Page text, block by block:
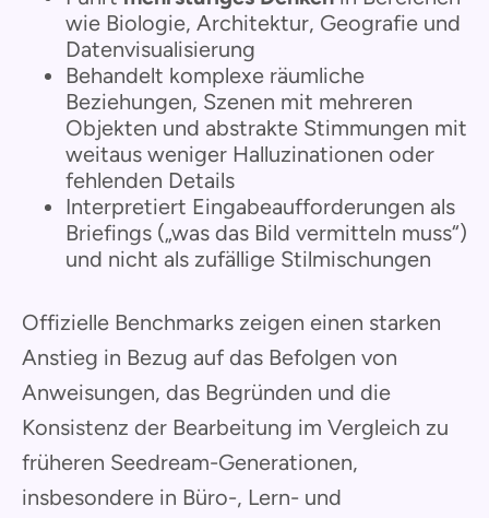
wie Biologie, Architektur, Geografie und
Datenvisualisierung
Behandelt komplexe räumliche
Beziehungen, Szenen mit mehreren
Objekten und abstrakte Stimmungen mit
weitaus weniger Halluzinationen oder
fehlenden Details
Interpretiert Eingabeaufforderungen als
Briefings („was das Bild vermitteln muss“)
und nicht als zufällige Stilmischungen
Offizielle Benchmarks zeigen einen starken
Anstieg in Bezug auf das Befolgen von
Anweisungen, das Begründen und die
Konsistenz der Bearbeitung im Vergleich zu
früheren Seedream-Generationen,
insbesondere in Büro-, Lern- und